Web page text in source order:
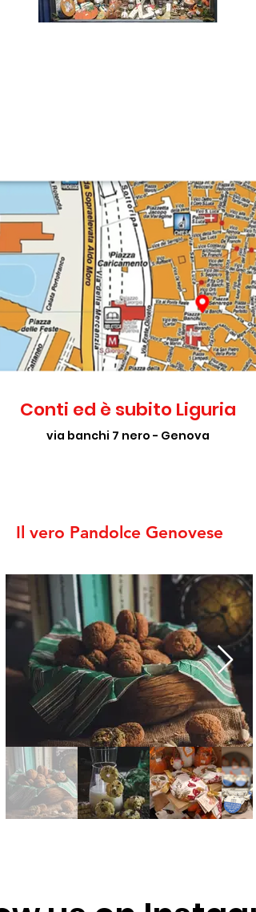
Conti ed è subito Liguria
via banchi 7 nero - Genova
Il vero Pandolce Genovese